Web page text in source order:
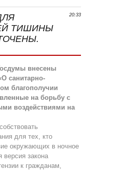
20:33
ТИШИНЫ
внесены
санитарно-
благополучии
на борьбу с
воздействиями на
для тех, кто
окружающих в ночное
версия закона
к гражданам,